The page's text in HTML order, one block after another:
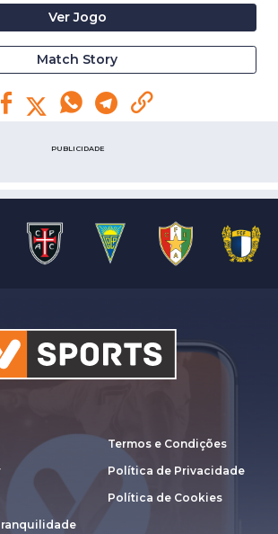
Ver Jogo
Match Story
PUBLICIDADE
Termos e Condições
Política de Privacidade
Política de Cookies